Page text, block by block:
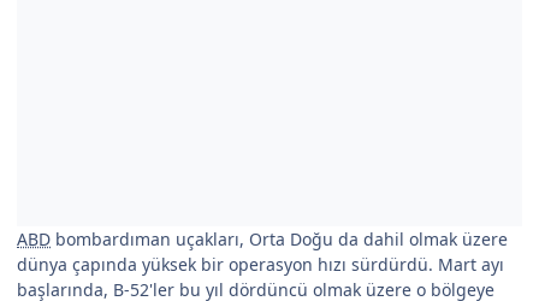
ABD bombardıman uçakları, Orta Doğu da dahil olmak üzere
dünya çapında yüksek bir operasyon hızı sürdürdü. Mart ayı
başlarında, B-52'ler bu yıl dördüncü olmak üzere o bölgeye